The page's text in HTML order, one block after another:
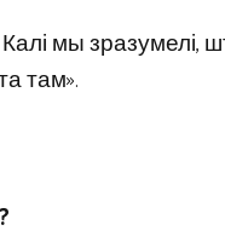
мы зразумелі,
там».